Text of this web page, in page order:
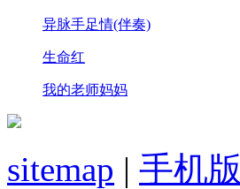
异脉手足情(伴奏)
生命红
我的老师妈妈
sitemap | 手机版